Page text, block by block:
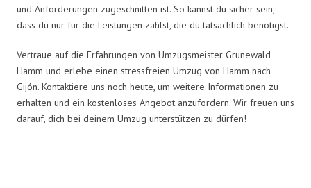
und Anforderungen zugeschnitten ist. So kannst du sicher sein,
dass du nur für die Leistungen zahlst, die du tatsächlich benötigst.
Vertraue auf die Erfahrungen von Umzugsmeister Grunewald
Hamm und erlebe einen stressfreien Umzug von Hamm nach
Gijón. Kontaktiere uns noch heute, um weitere Informationen zu
erhalten und ein kostenloses Angebot anzufordern. Wir freuen uns
darauf, dich bei deinem Umzug unterstützen zu dürfen!